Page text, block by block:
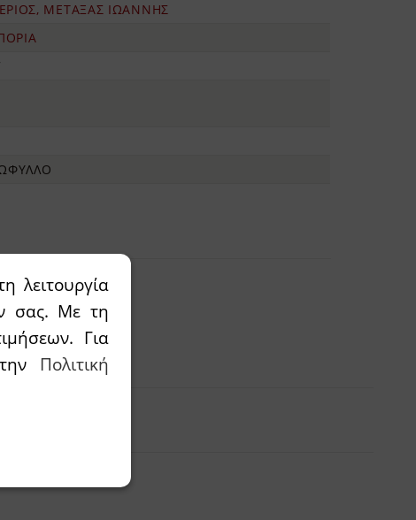
ΜΕΤΑΞΑΣ ΙΩΑΝΝΗΣ
λειτουργία
σας. Με τη
Για
Πολιτική